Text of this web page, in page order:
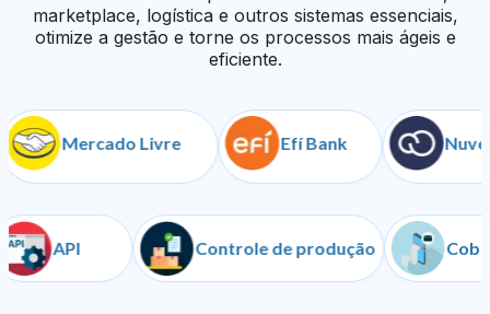
marketplace, logística e outros sistemas essenciais,
otimize a gestão e torne os processos mais ágeis e
eficiente.
Mercado Livre Efí Bank
Controle de produção